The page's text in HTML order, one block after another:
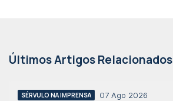
Últimos Artigos Relacionados
SÉRVULO NA IMPRENSA 07 Ago 2026